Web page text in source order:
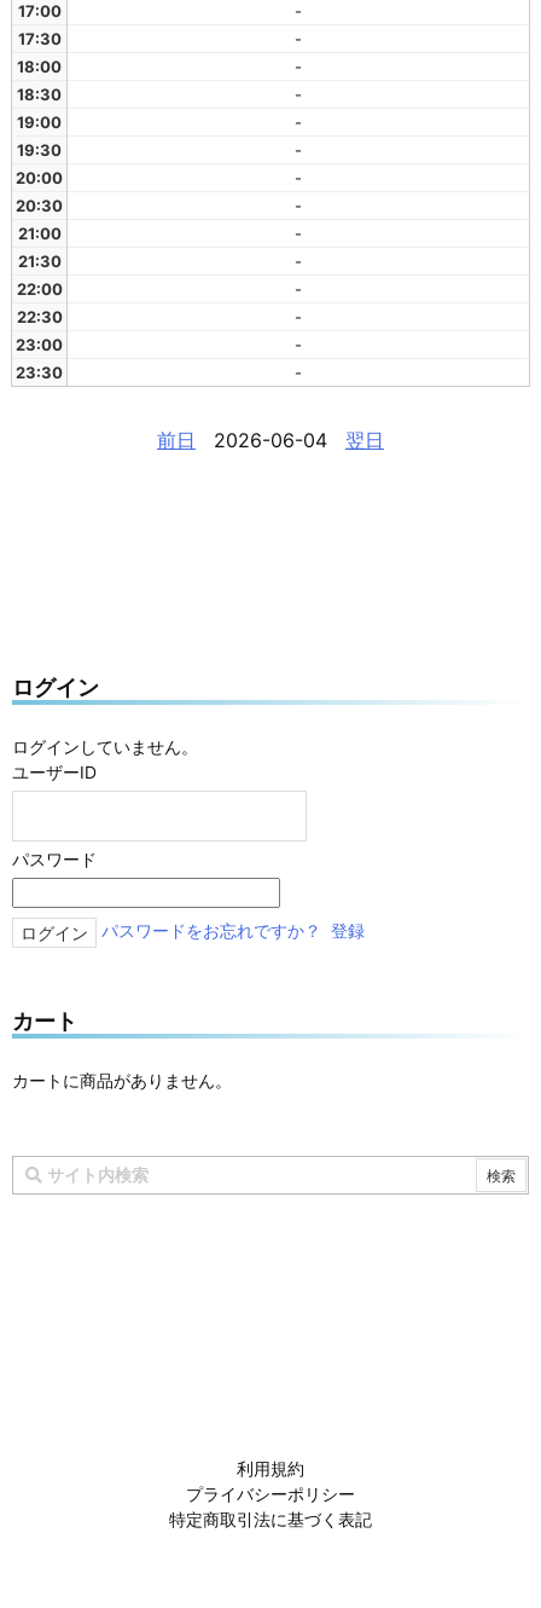
17:00
-
17:30
-
18:00
-
18:30
-
19:00
-
19:30
-
20:00
-
20:30
-
21:00
-
21:30
-
22:00
-
22:30
-
23:00
-
23:30
-
前日 2026-06-04 翌日
ログイン
ログインしていません。
ユーザーID
パスワード
パスワードをお忘れですか？ 登録
カート
カートに商品がありません。
利用規約
プライバシーポリシー
特定商取引法に基づく表記